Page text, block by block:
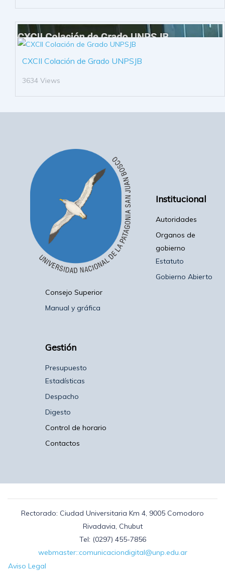
CXCII Colación de Grado UNPSJB
3634 Views
Institucional
Autoridades
Organos de
gobierno
Estatuto
Gobierno Abierto
Consejo Superior
Manual y gráfica
Gestión
Presupuesto
Estadísticas
Despacho
Digesto
Control de horario
Contactos
Rectorado: Ciudad Universitaria Km 4, 9005 Comodoro
Rivadavia, Chubut
Tel: (0297) 455-7856
webmaster::comunicaciondigital@unp.edu.ar
Aviso Legal